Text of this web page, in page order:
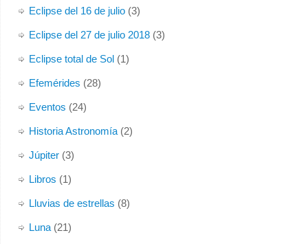
Eclipse del 16 de julio(3)
Eclipse del 27 de julio 2018(3)
Eclipse total de Sol(1)
Efemérides (28)
Eventos (24)
Historia Astronomía(2)
Júpiter(3)
Libros (1)
Lluvias de estrellas (8)
Luna(21)